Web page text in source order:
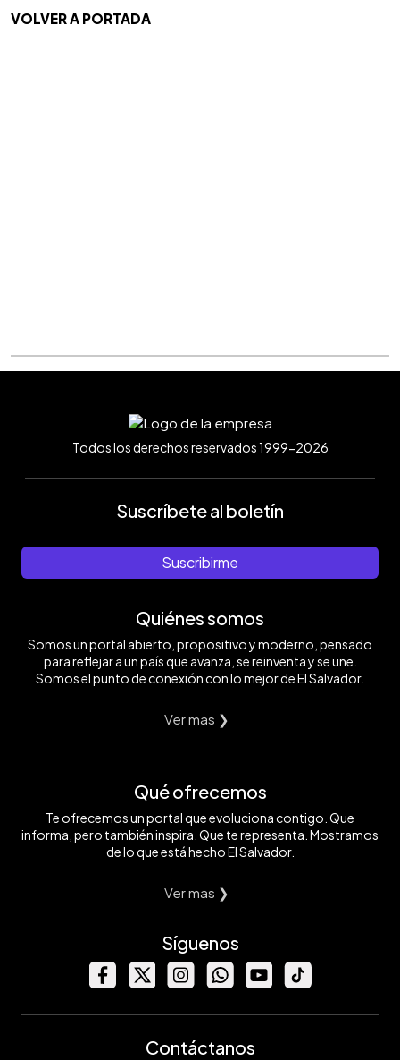
VOLVER A PORTADA
Todos los derechos reservados 1999-2026
Suscríbete al boletín
Suscribirme
Quiénes somos
Somos un portal abierto, propositivo y moderno, pensado
para reflejar a un país que avanza, se reinventa y se une.
Somos el punto de conexión con lo mejor de El Salvador.
Ver mas ❯
Qué ofrecemos
Te ofrecemos un portal que evoluciona contigo. Que
informa, pero también inspira. Que te representa. Mostramos
de lo que está hecho El Salvador.
Ver mas ❯
Síguenos
Contáctanos